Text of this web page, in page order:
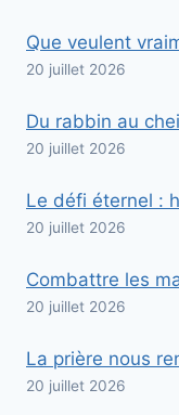
Que veulent
20 juillet 2026
Du rabbin au
20 juillet 2026
Le défi éternel :
20 juillet 2026
Combattre les
20 juillet 2026
La prière nous
20 juillet 2026